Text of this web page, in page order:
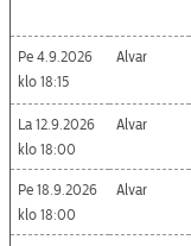
Pe 4.9.2026
18:15
Alvar
La 12.9.2026
18:00
Alvar
Pe 18.9.2026
18:00
Alvar